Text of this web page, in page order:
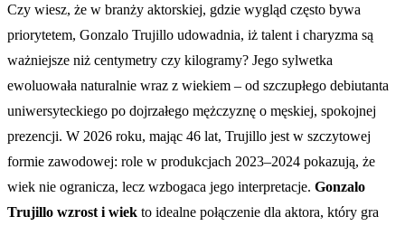
Czy wiesz, że w branży aktorskiej, gdzie wygląd często bywa
priorytetem, Gonzalo Trujillo udowadnia, iż talent i charyzma są
ważniejsze niż centymetry czy kilogramy? Jego sylwetka
ewoluowała naturalnie wraz z wiekiem – od szczupłego debiutanta
uniwersyteckiego po dojrzałego mężczyznę o męskiej, spokojnej
prezencji. W 2026 roku, mając 46 lat, Trujillo jest w szczytowej
formie zawodowej: role w produkcjach 2023–2024 pokazują, że
wiek nie ogranicza, lecz wzbogaca jego interpretacje. Gonzalo
Trujillo wzrost i wiek to idealne połączenie dla aktora, który gra